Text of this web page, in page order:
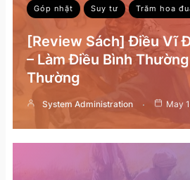
Góp nhặt Suy tư Trăm hoa
[Review Sách] Điều Vĩ
– Làm Điều Bình
Thường
System Administration May